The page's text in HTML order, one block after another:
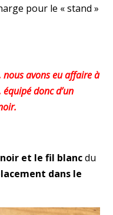
pour le « stand »
avons eu affaire à
donc d’un
et le fil blancdu
dans le